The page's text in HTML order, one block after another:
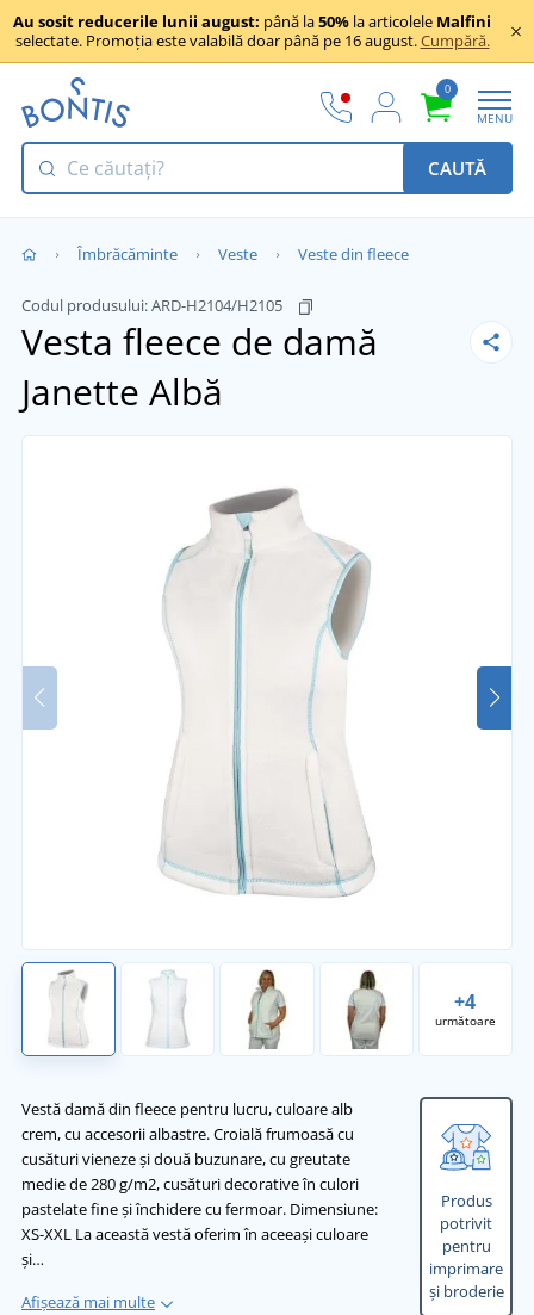
Au sosit reducerile lunii august: până la50% la articolele Malfini
selectate. Promoția este valabilă doar până pe 16 august.Cumpără.
0
MENU
CAUTĂ
Îmbrăcăminte Veste Veste din fleece
Codul produsului:ARD-H2104/H2105
Vesta fleece de damă
Janette Albă
+4
următoare
Vestă damă din fleece pentru lucru, culoare alb
crem, cu accesorii albastre. Croială frumoasă cu
cusături vieneze și două buzunare, cu greutate
medie de 280 g/m2, cusături decorative în culori
pastelate fine și închidere cu fermoar. Dimensiune:
XS-XXL La această vestă oferim în aceeași culoare
și…
Afișează mai multe
Produs
potrivit
pentru
imprimare
și broderie